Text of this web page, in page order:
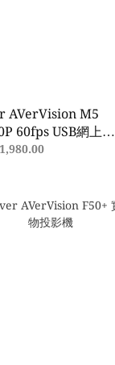
AVerVision M5
60fps USB網上教
攝影機